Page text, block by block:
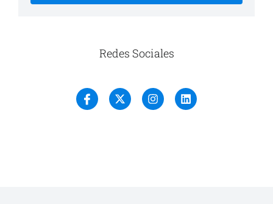
Redes Sociales